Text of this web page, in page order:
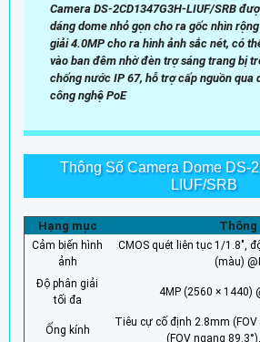
Camera DS-2CD1347G3H-LIUF/SRB
dáng dome nhỏ gọn cho ra gốc nhìn
giải 4.0MP cho ra hình ảnh sắc nét, có
vào ban đêm nhờ đèn trợ sáng trang bị
chống nước IP 67, hỗ trợ cấp nguồn qua
công nghệ PoE
Thông Số Camera Dome DS-
LIUF/SRB
Hạng mục Thông
Cảm biến hình
ảnh
CMOS quét liên tục 1/1.8",
(màu)
Độ phân giải
tối đa
4MP (2560 × 1440)
Ống kính
Tiêu cự cố định 2.8mm
(FOV ngang